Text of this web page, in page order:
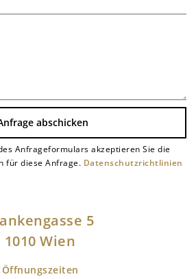
abschicken
Anfrageformulars akzeptieren Sie die
für diese Anfrage. Datenschutzrichtlinien
5
1010 Wien
Öffnungszeiten